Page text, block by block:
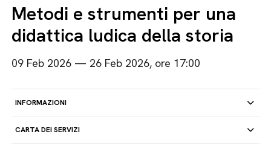
Metodi e strumenti per una
didattica ludica della storia
09 Feb 2026 — 26 Feb 2026, ore 17:00
INFORMAZIONI
CARTA DEI SERVIZI